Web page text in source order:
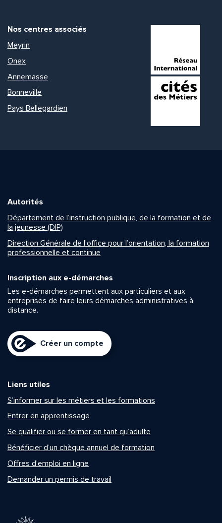
Nos centres associés
Meyrin
Onex
Annemasse
Bonneville
Pays Bellegardien
Autorités
Département de l’instruction publique, de la formation et de
la jeunesse (DIP)
Direction Générale de l’office pour l’orientation, la formation
professionnelle et continue
Inscription aux e-démarches
Les e-démarches permettent aux particuliers et aux
entreprises de faire leurs démarches administratives à
distance.
Créer un compte
Liens utiles
S’informer sur les métiers et les formations
Entrer en apprentissage
Se qualifier ou se former en tant qu’adulte
Bénéficier d’un chèque annuel de formation
Offres d’emploi en ligne
Demander un permis de travail